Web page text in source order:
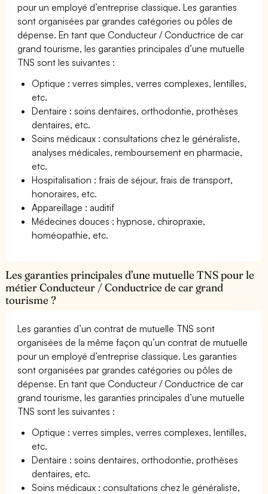
pour un employé d’entreprise classique. Les garanties
sont organisées par grandes catégories ou pôles de
dépense. En tant que Conducteur / Conductrice de car
grand tourisme, les garanties principales d’une mutuelle
TNS sont les suivantes :
Optique : verres simples, verres complexes, lentilles,
etc.
Dentaire : soins dentaires, orthodontie, prothèses
dentaires, etc.
Soins médicaux : consultations chez le généraliste,
analyses médicales, remboursement en pharmacie,
etc.
Hospitalisation : frais de séjour, frais de transport,
honoraires, etc.
Appareillage : auditif
Médecines douces : hypnose, chiropraxie,
homéopathie, etc.
Les garanties principales d’une mutuelle TNS pour le
métier Conducteur / Conductrice de car grand
tourisme ?
Les garanties d’un contrat de mutuelle TNS sont
organisées de la même façon qu’un contrat de mutuelle
pour un employé d’entreprise classique. Les garanties
sont organisées par grandes catégories ou pôles de
dépense. En tant que Conducteur / Conductrice de car
grand tourisme, les garanties principales d’une mutuelle
TNS sont les suivantes :
Optique : verres simples, verres complexes, lentilles,
etc.
Dentaire : soins dentaires, orthodontie, prothèses
dentaires, etc.
Soins médicaux : consultations chez le généraliste,